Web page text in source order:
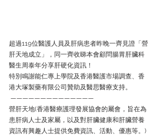
超過119位醫護人員及肝病患者昨晚一齊見證「營
肝天地成立」，同一齊收睇本會顧問腸胃肝臟科
醫生周泰年分享肝硬化資訊！
特別鳴謝能仁專上學院及香港醫護市場調查、香
港大塚製藥有限公司贊助及醫思醫療支持。
——————————————
營肝天地(香港醫療護理發展協會的屬會，旨在為
患肝病人士及家屬，以及對肝臟健康和肝臟營養
資訊有興趣人士提供免費資訊、活動、優惠等。)